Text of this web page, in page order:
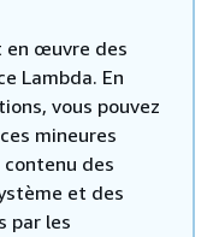
en œuvre des
Lambda. En
vous pouvez
mineures
des
et des
par les